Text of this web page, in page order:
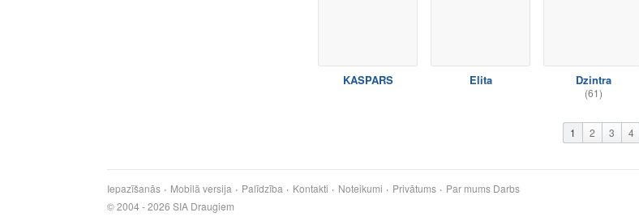
KASPARS Elita Dzintra
(61)
1 2 3 4
Iepazīšanās Mobilā versija Palīdzība Kontakti Noteikumi Privātums Par mums Darbs
© 2004 - 2026 SIA Draugiem